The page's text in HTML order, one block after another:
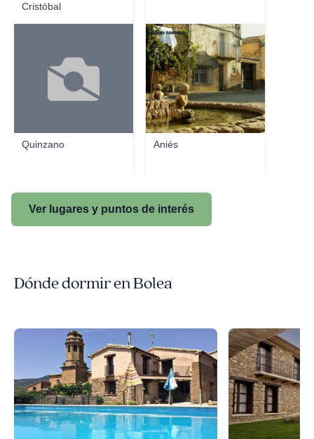
Cristóbal
Quinzano Aniés
julian romero
Ver lugares y puntos de interés
Dónde dormir en Bolea